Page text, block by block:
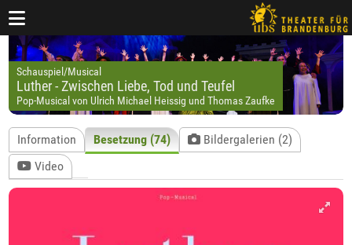
Schauspiel/Musical
Luther - Zwischen Liebe, Tod und Teufel
Pop-Musical von Ulrich Michael Heissig und Thomas Zaufke
Information Besetzung (74)
Bildergalerien (2)
Video